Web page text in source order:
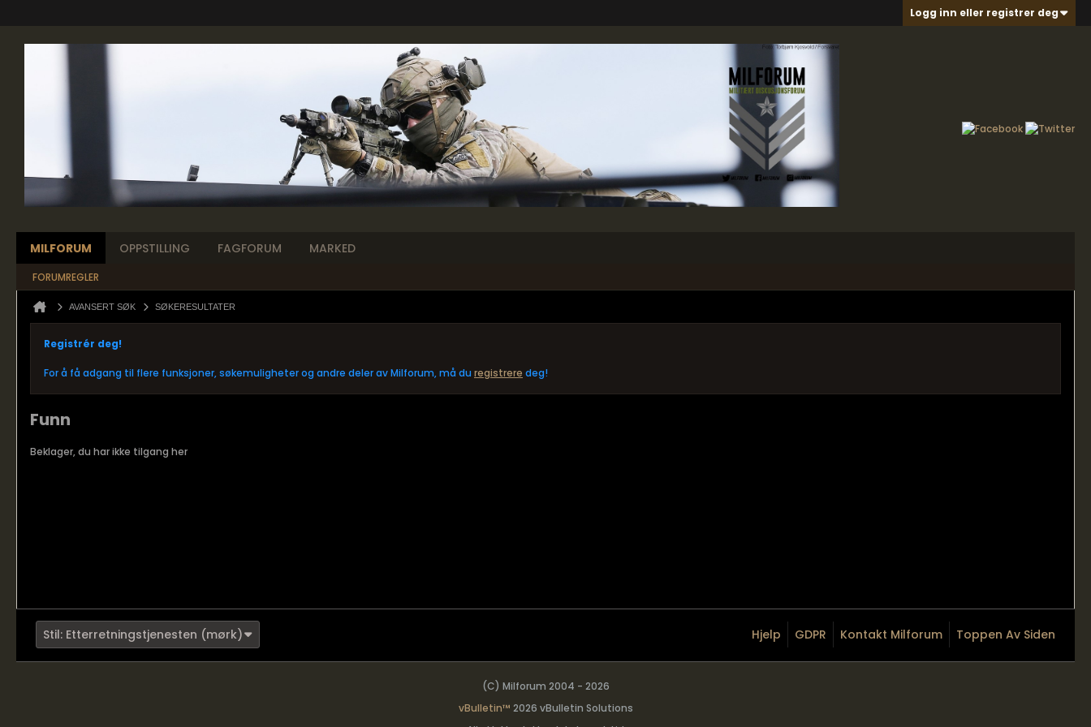
Logg inn eller registrer deg
MILFORUM OPPSTILLING FAGFORUM MARKED
FORUMREGLER
AVANSERT SØK SØKERESULTATER
Registrér deg!
For å få adgang til flere funksjoner, søkemuligheter og andre deler av Milforum, må du registrere deg!
Funn
Beklager, du har ikke tilgang her
Stil: Etterretningstjenesten (mørk) Hjelp GDPR Kontakt Milforum Toppen Av Siden
(C) Milforum 2004 - 2026
vBulletin™ 2026 vBulletin Solutions